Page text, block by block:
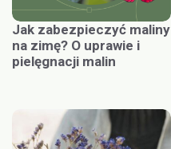
Jak zabezpieczyć maliny
na zimę? O uprawie i
pielęgnacji malin